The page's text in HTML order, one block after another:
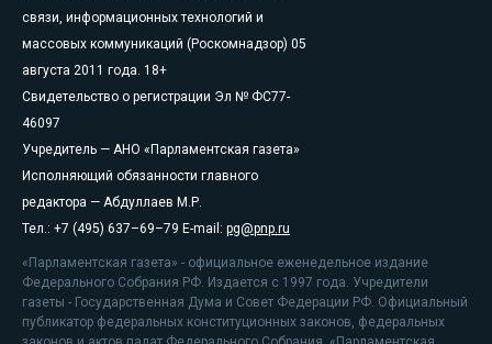
связи, информационных технологий и
массовых коммуникаций (Роскомнадзор) 05
августа 2011 года. 18+
Свидетельство о регистрации Эл № ФС77-
46097
Учредитель — АНО «Парламентская газета»
Исполняющий обязанности главного
редактора — Абдуллаев М.Р.
Тел.: +7 (495) 637–69–79 E-mail: pg@pnp.ru
«Парламентская газета» - официальное еженедельное издание
Федерального Собрания РФ. Издается с 1997 года. Учредители
газеты - Государственная Дума и Совет Федерации РФ. Официальный
публикатор федеральных конституционных законов, федеральных